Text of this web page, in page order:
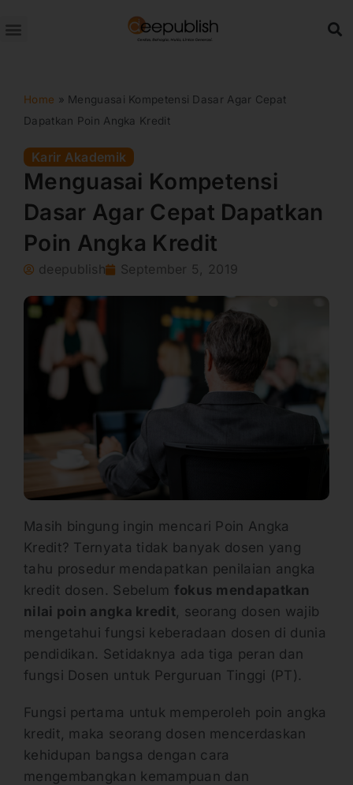
ke
Home » Menguasai Kompetensi Dasar Agar Cepat
Dapatkan Poin Angka Kredit
Karir Akademik
Menguasai Kompetensi
Dasar Agar Cepat Dapatkan
Poin Angka Kredit
deepublish September 5, 2019
Masih bingung ingin mencari Poin Angka
Kredit? Ternyata tidak banyak dosen yang
tahu prosedur mendapatkan penilaian angka
kredit dosen. Sebelum fokus mendapatkan
nilai poin angka kredit , seorang dosen wajib
mengetahui fungsi keberadaan dosen di dunia
pendidikan. Setidaknya ada tiga peran dan
fungsi Dosen untuk Perguruan Tinggi (PT).
Fungsi pertama untuk memperoleh poin angka
kredit, maka seorang dosen mencerdaskan
kehidupan bangsa dengan cara
mengembangkan kemampuan dan